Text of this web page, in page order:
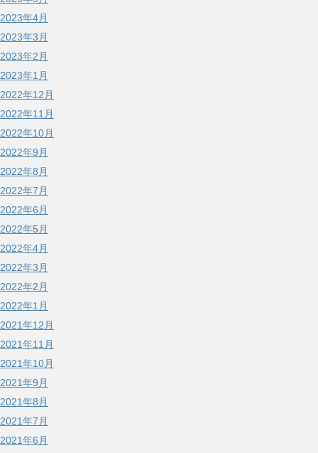
2023年4月
2023年3月
2023年2月
2023年1月
2022年12月
2022年11月
2022年10月
2022年9月
2022年8月
2022年7月
2022年6月
2022年5月
2022年4月
2022年3月
2022年2月
2022年1月
2021年12月
2021年11月
2021年10月
2021年9月
2021年8月
2021年7月
2021年6月